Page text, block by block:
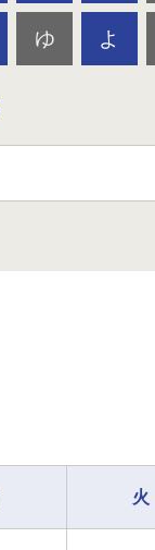
ゆ よ
火